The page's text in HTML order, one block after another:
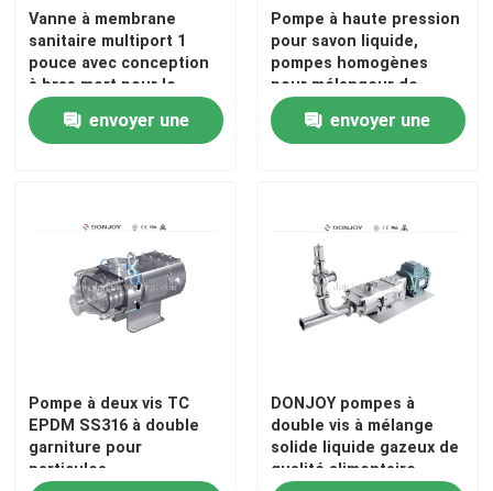
Vanne à membrane
sanitaire multiport 1
pouce avec conception
à bras mort pour le
traitement
pharmaceutique
envoyer une
Pompe à haute pression
pour savon liquide,
pompes homogènes
pour mélangeur de
détergent
envoyer une
Pompe à deux vis TC
EPDM SS316 à double
garniture pour
particules
DONJOY pompes à
double vis à mélange
solide liquide gazeux de
qualité alimentaire